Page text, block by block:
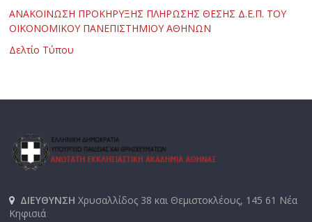
ΑΝΑΚΟΙΝΩΣΗ ΠΡΟΚΗΡΥΞΗΣ ΠΛΗΡΩΣΗΣ ΘΕΣΗΣ Δ.Ε.Π. ΤΟΥ
ΟΙΚΟΝΟΜΙΚΟΥ ΠΑΝΕΠΙΣΤΗΜΙΟΥ ΑΘΗΝΩΝ
Δελτίο Τύπου
ΔΙΕΥΘΥΝΣΗΧρυσαλλίδος 38 και Θεμιστοκλέους, 145 61 Νέα
Κηφισιά